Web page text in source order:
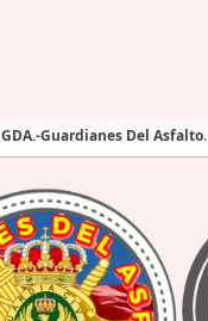
GDA.-Guardianes Del Asfalto.